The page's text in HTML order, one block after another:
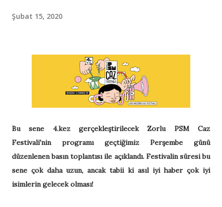
Şubat 15, 2020
Bu sene 4.kez gerçekleştirilecek Zorlu PSM Caz
Festivali'nin programı geçtiğimiz Perşembe günü
düzenlenen basın toplantısı ile açıklandı. Festivalin süresi bu
sene çok daha uzun, ancak tabii ki asıl iyi haber çok iyi
isimlerin gelecek olması!